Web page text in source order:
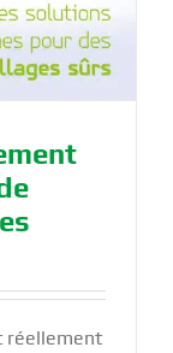
réellement